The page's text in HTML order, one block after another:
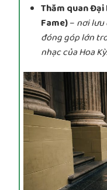
Thăm quan
Fame)– nơi lưu
đóng góp lớn
nhạc của Hoa Kỳ.